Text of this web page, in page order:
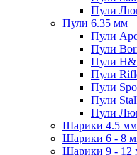
Пули
Пули 6.35 мм
Пули
Пули
Пули
Пули
Пули
Пули
Пули
Шарики 4.5 мм
Шарики 6 - 8
Шарики 9 - 12